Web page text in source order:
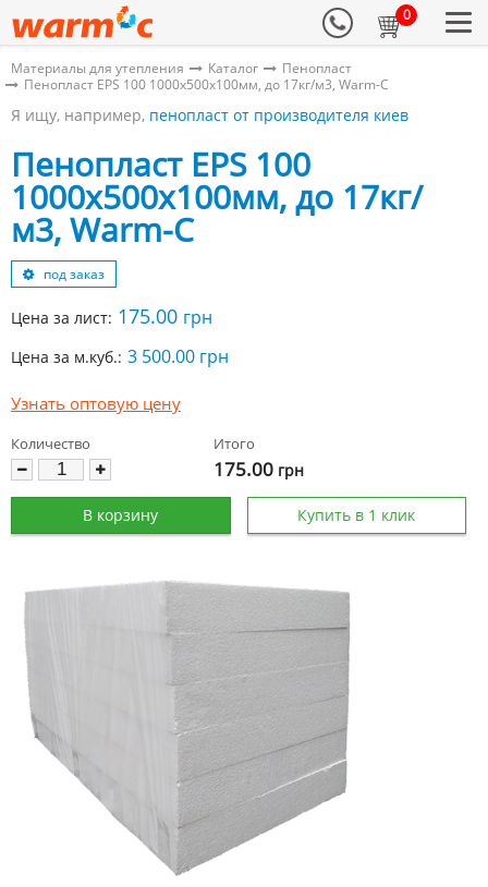
0
Материалы для утепления Каталог
Пенопласт
Пенопласт EPS 100 1000х500х100мм, до 17кг/м3, Warm-C
Я ищу, например, пенопласт от производителя киев
Пенопласт EPS 100
1000х500х100мм, до 17кг/
м3, Warm-C
под заказ
Цена за лист: 175.00 грн
Цена за м.куб.: 3 500.00 грн
Узнать оптовую цену
Количество Итого
175.00 грн
В корзину Купить в 1 клик